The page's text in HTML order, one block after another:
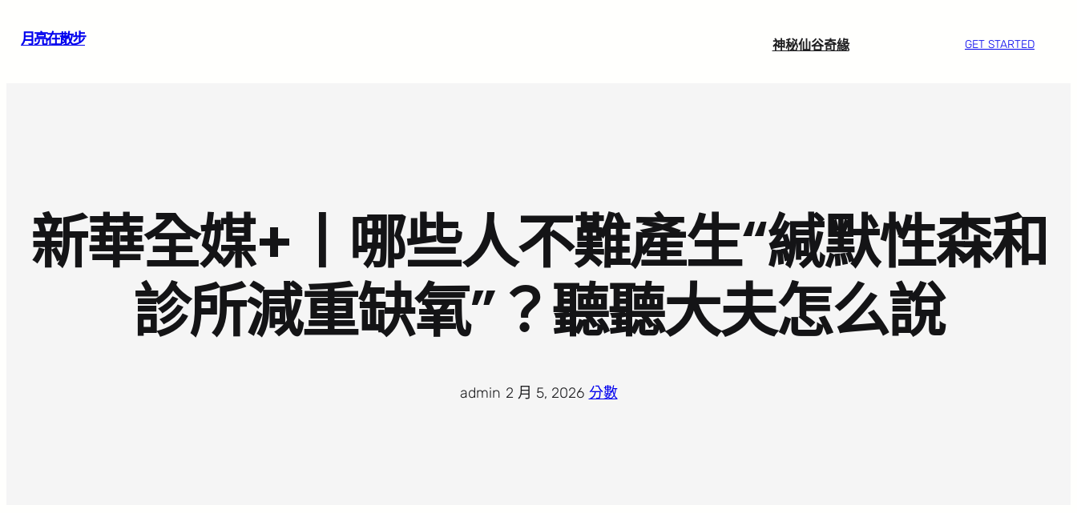
月亮在散步 神秘仙谷奇緣 GET STARTED
新華全媒+丨哪些人不難產生“緘默性森和
診所減重缺氧”？聽聽大夫怎么說
admin 2 月 5, 2026· 分數